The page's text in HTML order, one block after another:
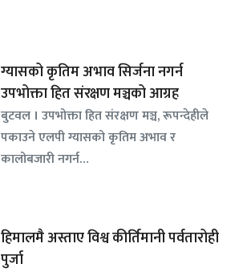
ग्यासको कृतिम अभाव सिर्जना नगर्न
उपभोक्ता हित संरक्षण मञ्चको आग्रह
बुटवल । उपभोक्ता हित संरक्षण मञ्च, रूपन्देहीले
पकाउने एलपी ग्यासको कृतिम अभाव र
कालोबजारी नगर्न…
हिमालमै अस्ताए विश्व कीर्तिमानी पर्वतारोही
पुर्जा